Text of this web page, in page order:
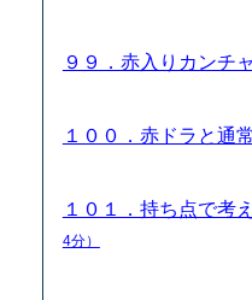
９９．赤入りカンチ
１００．赤ドラと通
１０１．持ち点で考
4分）